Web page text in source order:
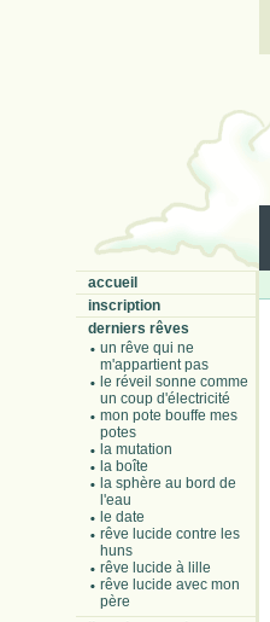
accueil
inscription
derniers rêves
un rêve qui ne
m'appartient pas
le réveil sonne comme
un coup d'électricité
mon pote bouffe mes
potes
la mutation
la boîte
la sphère au bord de
l'eau
le date
rêve lucide contre les
huns
rêve lucide à lille
rêve lucide avec mon
père